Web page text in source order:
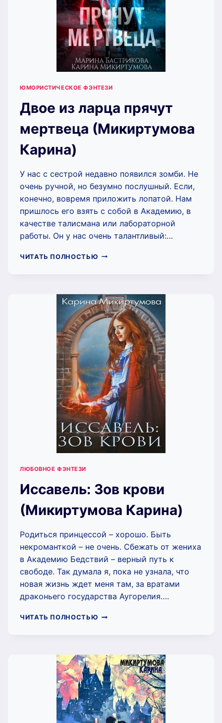
ЮМОРИСТИЧЕСКОЕ ФЭНТЕЗИ
Двое из ларца прячут
мертвеца (Микиртумова
Карина)
У нас с сестрой недавно появился зомби. Не
очень ручной, но безумно послушный. Если,
конечно, вовремя приложить лопатой. Нам
пришлось его взять с собой в Академию, в
качестве талисмана или лабораторной
работы. Он у нас очень талантливый:…
ЧИТАТЬ ПОЛНОСТЬЮ ДВОЕ
МЕРТВЕЦА
(МИКИРТУМОВА
КАРИНА)
ЛЮБОВНОЕ ФЭНТЕЗИ
Иссавель: Зов крови
(Микиртумова Карина)
Родиться принцессой – хорошо. Быть
некроманткой – не очень. Сбежать от жениха
в Академию Бедствий – верный путь к
свободе. Так думала я, пока не узнала, что
новая жизнь ждет меня там, за вратами
драконьего государства Аугорелия….
ЧИТАТЬ ПОЛНОСТЬЮ ИССАВЕЛЬ:
КАРИНА)